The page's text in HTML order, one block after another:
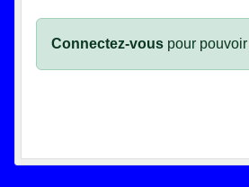
Connectez-vous pour